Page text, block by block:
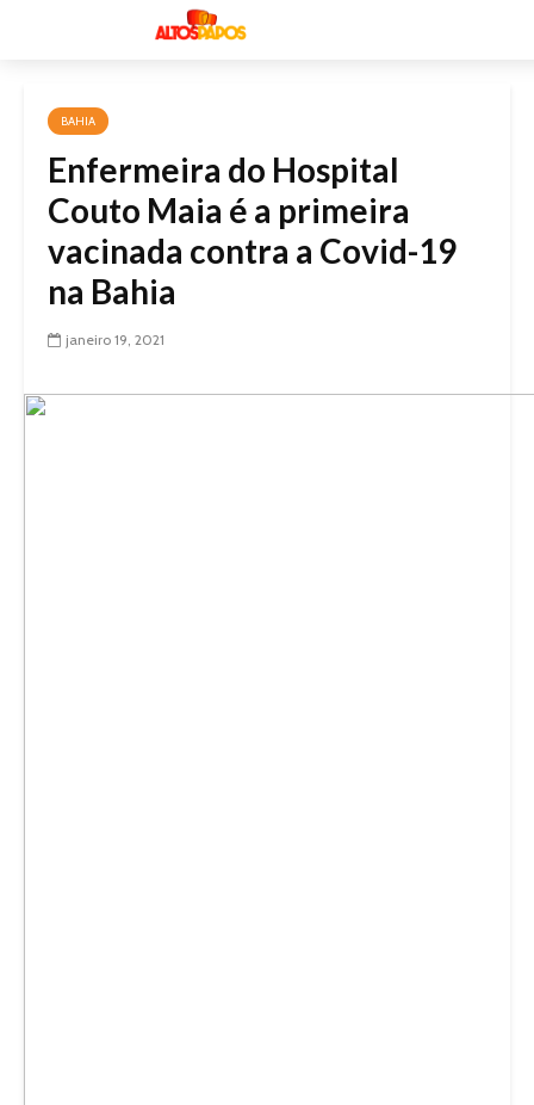
BAHIA
Enfermeira do Hospital
Couto Maia é a primeira
vacinada contra a Covid-19
na Bahia
janeiro 19, 2021